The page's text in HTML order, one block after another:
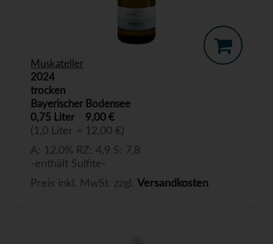
Muskateller
2024
trocken
Bayerischer Bodensee
0,75 Liter
9,00 €
(1,0 Liter = 12,00 €)
A: 12,0% RZ: 4,9 S: 7,8
-enthält Sulfite-
Preis inkl. MwSt. zzgl. Versandkosten